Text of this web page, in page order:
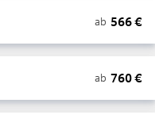
ab 566€
ab 760€